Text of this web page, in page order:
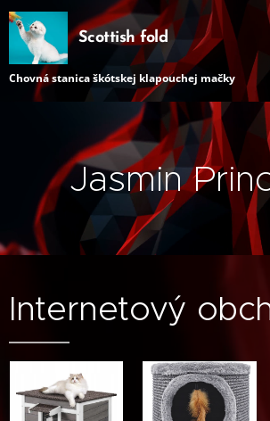
Scottish fold
Chovná stanica škótskej klapouchej mačky
Jasmin
Internetový